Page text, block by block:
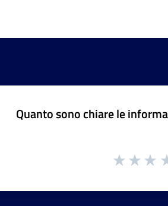
Quanto sono chiare le